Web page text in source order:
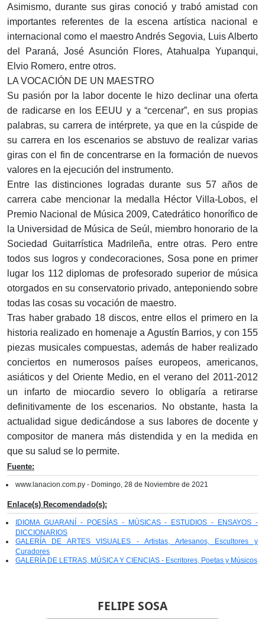
FELIPE SOSA
Asimismo, durante sus giras conoció y trabó amistad con
importantes referentes de la escena artística nacional e
internacional como el maestro Andrés Segovia, Luis Alberto
del Paraná, José Asunción Flo­res, Atahualpa Yupanqui,
Elvio Romero, entre otros.
LA VOCACIÓN DE UN MAESTRO
Su pasión por la labor docente le hizo declinar una oferta
de radicarse en los EEUU y a “cer­cenar”, en sus propias
palabras, su carrera de intérprete, ya que en la cúspide de
su carrera en los escenarios se abstuvo de realizar varias
giras con el fin de concentrarse en la forma­ción de nuevos
valores en la eje­cución del instrumento.
Entre las distinciones logradas durante sus 57 años de
carrera cabe mencionar la medalla Héctor Villa-Lobos, el
Pre­mio Nacional de Música 2009, Catedrático honorífico de
la Universidad de Música de Seúl, miembro honorario de la
Socie­dad Guitarrística Madrileña, entre otras. Pero entre
todos sus logros y condecoraciones, Sosa pone en primer
lugar los 112 diplomas de profesorado superior de música
otorgados en su conservatorio privado, anteponiendo sobre
todas las cosas su vocación de maestro.
Tras haber grabado 18 discos, entre ellos el primero en la
his­toria realizado en homenaje a Agustín Barrios, y con 155
piezas musicales compues­tas, además de haber reali­zado
conciertos en numerosos países europeos, americanos,
asiáticos y del Oriente Medio, en el verano del 2011-2012
un infarto de miocardio severo lo obligaría a retirarse
definiti­vamente de los escenarios. No obstante, hasta la
actualidad sigue dedicándose a sus labo­res de docente y
compositor de manera más distendida y en la medida en
que su salud se lo permite.
Fuente:
www.lanacion.com.py - Domingo, 28 de Noviembre de 2021
Enlace(s) Recomendado(s):
IDIOMA GUARANÍ - POESÍAS - MÚSICAS - ESTUDIOS - ENSAYOS -
DICCIONARIOS
GALERÍA DE ARTES VISUALES - Artistas, Artesanos, Escultores y
Curadores
GALERÍA DE LETRAS, MÚSICA Y CIENCIAS - Escritores, Poetas y Músicos